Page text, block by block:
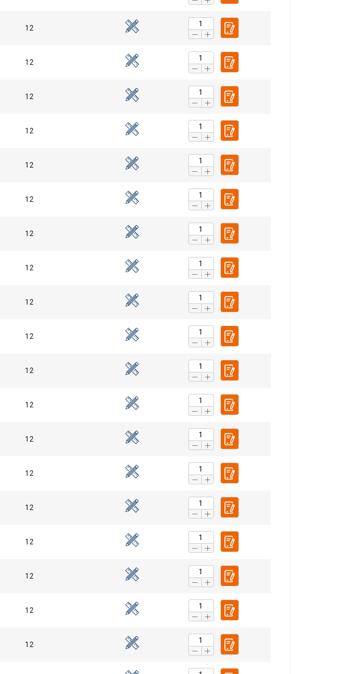
12
12
12
12
12
12
12
12
12
12
12
12
12
12
12
12
12
12
12